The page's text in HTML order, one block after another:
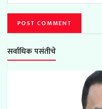
सर्वाधिक पसंतीचे